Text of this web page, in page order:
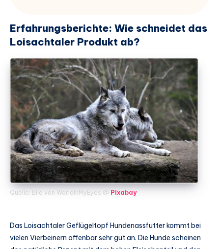
Erfahrungsberichte: Wie schneidet das
Loisachtaler Produkt ab?
Quelle: Bild von WorldInMyEyes @ Pixabay
Das Loisachtaler Geflügeltopf Hundenassfutter kommt bei
vielen Vierbeinern offenbar sehr gut an. Die Hunde scheinen